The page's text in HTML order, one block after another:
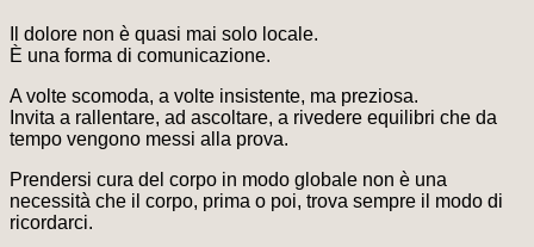
Il dolore non è quasi mai solo locale.
È una forma di comunicazione.
A volte scomoda, a volte insistente, ma preziosa.
Invita a rallentare, ad ascoltare, a rivedere equilibri che da
tempo vengono messi alla prova.
Prendersi cura del corpo in modo globale non è una
necessità che il corpo, prima o poi, trova sempre il modo di
ricordarci.